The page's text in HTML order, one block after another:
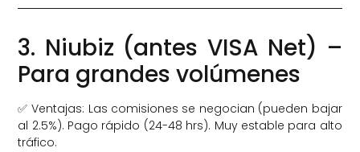
3. Niubiz (antes VISA Net) –
Para grandes volúmenes
✅ Ventajas: Las comisiones se negocian (pueden bajar
al 2.5%). Pago rápido (24-48 hrs). Muy estable para alto
tráfico.